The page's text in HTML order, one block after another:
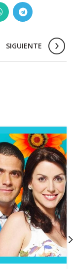
SIGUIENTE